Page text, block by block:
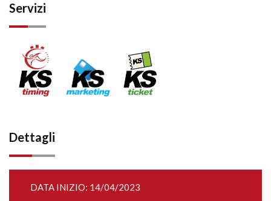
Servizi
Dettagli
DATA INIZIO: 14/04/2023